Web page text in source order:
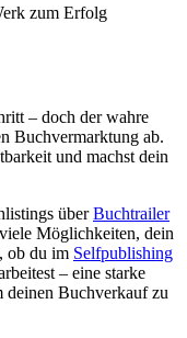
– doch der wahre
Buchvermarktung ab.
und machst dein
überBuchtrailer
Möglichkeiten, dein
ob du im Selfpublishing
– eine starke
deinen Buchverkauf zu